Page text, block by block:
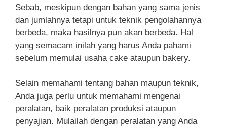
Sebab, meskipun dengan bahan yang sama jenis
dan jumlahnya tetapi untuk teknik pengolahannya
berbeda, maka hasilnya pun akan berbeda. Hal
yang semacam inilah yang harus Anda pahami
sebelum memulai usaha cake ataupun bakery.
Selain memahami tentang bahan maupun teknik,
Anda juga perlu untuk memahami mengenai
peralatan, baik peralatan produksi ataupun
penyajian. Mulailah dengan peralatan yang Anda